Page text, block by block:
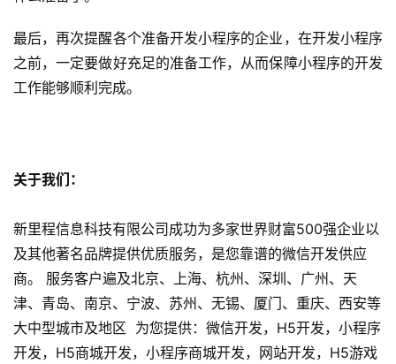
微
信
开
发
程
序
发
网
站
开
发
最后，再次提醒各个准备开发小程序的企业，在开发小程序
之前，一定要做好充足的准备工作，从而保障小程序的开发
工作能够顺利完成。
关于我们：
新里程信息科技有限公司成功为多家世界财富500强企业以
及其他著名品牌提供优质服务，是您靠谱的微信开发供应
商。 服务客户遍及北京、上海、杭州、深圳、广州、天
津、青岛、南京、宁波、苏州、无锡、厦门、重庆、西安等
大中型城市及地区 为您提供：微信开发，H5开发，小程序
开发，H5商城开发，小程序商城开发，网站开发，H5游戏